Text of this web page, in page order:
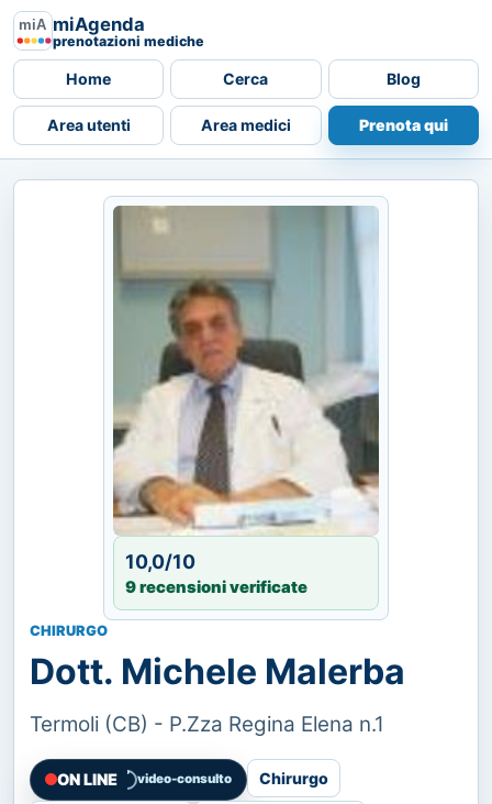
miAgenda
prenotazioni mediche
Home Cerca Blog
Area utenti Area medici Prenota qui
10,0/10
9 recensioni verificate
CHIRURGO
Dott. Michele Malerba
Termoli (CB) - P.Zza Regina Elena n.1
ON LINE video-consulto Chirurgo